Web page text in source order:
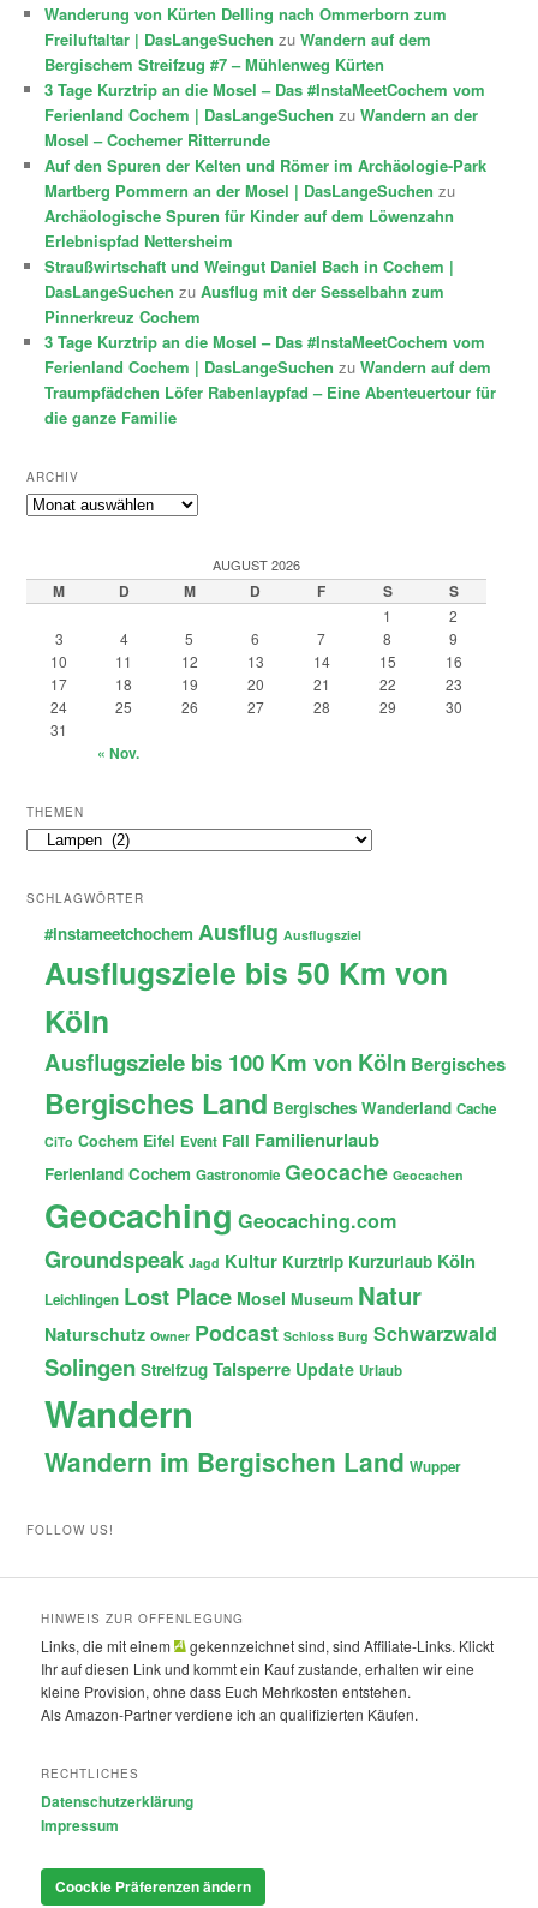
Wanderung von Kürten Delling nach Ommerborn zum
Freiluftaltar | DasLangeSuchen zuWandern auf dem
Bergischem Streifzug #7 – Mühlenweg Kürten
3 Tage Kurztrip an die Mosel – Das #InstaMeetCochem vom
Ferienland Cochem | DasLangeSuchen zuWandern an der
Mosel – Cochemer Ritterrunde
Auf den Spuren der Kelten und Römer im Archäologie-Park
Martberg Pommern an der Mosel | DasLangeSuchen zu
Archäologische Spuren für Kinder auf dem Löwenzahn
Erlebnispfad Nettersheim
Straußwirtschaft und Weingut Daniel Bach in Cochem |
DasLangeSuchen zuAusflug mit der Sesselbahn zum
Pinnerkreuz Cochem
3 Tage Kurztrip an die Mosel – Das #InstaMeetCochem vom
Ferienland Cochem | DasLangeSuchen zuWandern auf dem
Traumpfädchen Löfer Rabenlaypfad – Eine Abenteuertour für
die ganze Familie
ARCHIV
Archiv
AUGUST 2026
M D M D F S S
1
2
3
4 5 6 7 8
9
10
11 12 13 14 15
16
17
18 19 20 21 22
23
24
25 26 27 28 29
30
31
« Nov.
THEMEN
Themen
SCHLAGWÖRTER
#instameetchochem Ausflug Ausflugsziel
Ausflugsziele bis 50 Km von
Köln
Ausflugsziele bis 100 Km von Köln Bergisches
Bergisches Land Bergisches Wanderland Cache
CiTo Cochem Eifel Event Fail Familienurlaub
Ferienland Cochem Gastronomie Geocache Geocachen
Geocaching Geocaching.com
Groundspeak Jagd Kultur Kurztrip Kurzurlaub Köln
Leichlingen Lost Place Mosel Museum Natur
Naturschutz Owner Podcast Schloss Burg Schwarzwald
Solingen Streifzug Talsperre Update Urlaub
Wandern
Wandern im Bergischen Land Wupper
FOLLOW US!
HINWEIS ZUR OFFENLEGUNG
Links, die mit einem
gekennzeichnet sind, sind Affiliate-Links. Klickt
Ihr auf diesen Link und kommt ein Kauf zustande, erhalten wir eine
kleine Provision, ohne dass Euch Mehrkosten entstehen.
Als Amazon-Partner verdiene ich an qualifizierten Käufen.
RECHTLICHES
Datenschutzerklärung
Impressum
Coockie Präferenzen ändern